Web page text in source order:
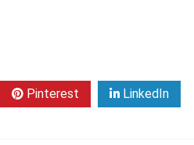
Pinterest LinkedIn